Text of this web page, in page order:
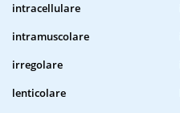
intracellulare
intramuscolare
irregolare
lenticolare